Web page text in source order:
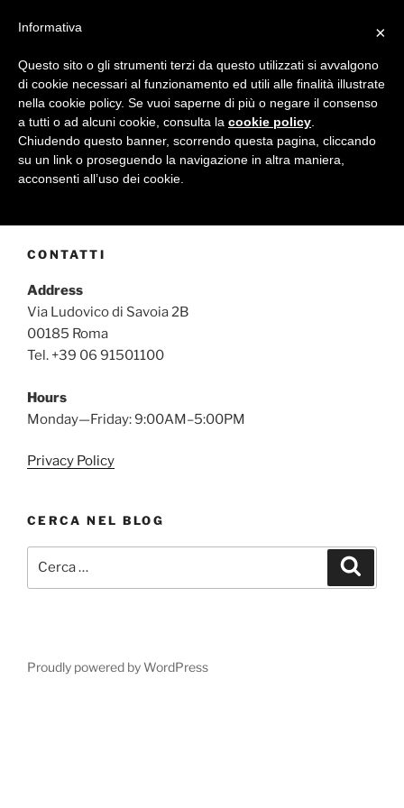
MATTEO FAGO
Menu
BLOG
CONTATTI
Address
Via Ludovico di Savoia 2B
00185 Roma
Tel. +39 06 91501100
Hours
Monday—Friday: 9:00AM–5:00PM
Privacy Policy
CERCA NEL BLOG
Proudly powered by WordPress
×
Informativa
Questo sito o gli strumenti terzi da questo utilizzati si avvalgono
di cookie necessari al funzionamento ed utili alle finalità illustrate
nella cookie policy. Se vuoi saperne di più o negare il consenso
a tutti o ad alcuni cookie, consulta la cookie policy
Chiudendo questo banner, scorrendo questa pagina, cliccando
su un link o proseguendo la navigazione in altra maniera,
acconsenti all’uso dei cookie.